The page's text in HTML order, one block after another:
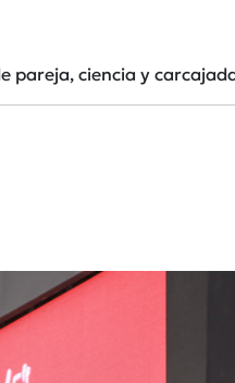
pareja, ciencia y